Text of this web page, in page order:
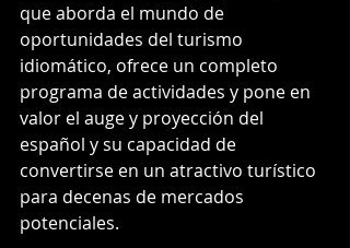
que aborda el mundo de
oportunidades del turismo
idiomático, ofrece un completo
programa de actividades y pone en
valor el auge y proyección del
español y su capacidad de
convertirse en un atractivo turístico
para decenas de mercados
potenciales.